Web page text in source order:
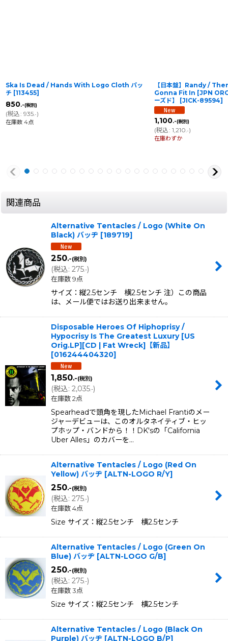
Ska Is Dead / Hands With Logo Cloth パッ
チ [113455]
850.-(税別)
(税込: 935.-)
在庫数 4点
【日本盤】Randy /
Gonna Fit In [JPN
ーズド】
[JICK-89594]
1,100.-(税別)
(税込: 1,210 .-)
在庫わずか
関連商品
Alternative Tentacles / Logo (White On
Black) バッヂ [189719]
250.-(税別)
(税込: 275.-)
在庫数 9点
サイズ：縦2.5センチ 横2.5センチ 注）この商品
は、メール便ではお送り出来ません。
Disposable Heroes Of Hiphoprisy /
Hypocrisy Is The Greatest Luxury [US
Orig.LP][CD | Fat Wreck]【新品】
[016244404320]
1,850.-(税別)
(税込: 2,035.-)
在庫数 2点
Spearheadで頭角を現したMichael Frantiのメー
ジャーデビューは、このオルタネイティブ・ヒッ
プホップ・バンドから！！DK'sの「California
Uber Alles」のカバーを…
Alternative Tentacles / Logo (Red On
Yellow) バッヂ [ALTN-LOGO R/Y]
250.-(税別)
(税込: 275.-)
在庫数 4点
Size サイズ：縦2.5センチ 横2.5センチ
Alternative Tentacles / Logo (Green On
Blue) バッヂ [ALTN-LOGO G/B]
250.-(税別)
(税込: 275.-)
在庫数 3点
Size サイズ：縦2.5センチ 横2.5センチ
Alternative Tentacles / Logo (Black On
Purple) バッヂ [ALTN-LOGO B/P]